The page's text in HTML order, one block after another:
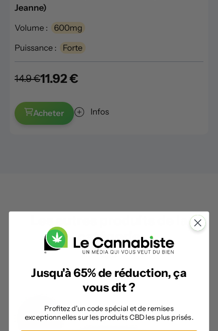
Jeanne)
Volume : 600mg
Puissance : Forte
14.9 €11.92 €
Acheter Infos
catégorie
Jusqu'à 65% de réduction, ça
vous dit ?
Profitez d'un code spécial et de remises
exceptionnelles sur les produits CBD les plus prisés.